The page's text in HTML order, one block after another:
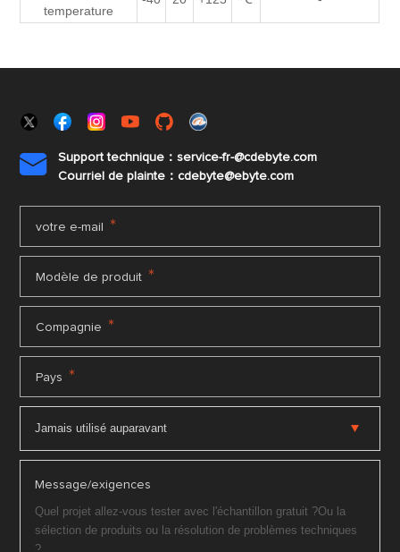
temperature

Support technique：service-fr-@cdebyte.com
Courriel de plainte：cdebyte@ebyte.com
votre e-mail *
Modèle de produit *
Compagnie *
Pays *
Message/exigences